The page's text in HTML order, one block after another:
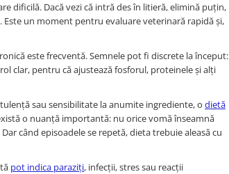
dificilă. Dacă vezi că intră des în litieră, elimină puțin,
un moment pentru evaluare veterinară rapidă și,
este frecventă. Semnele pot fi discrete la început:
clar, pentru că ajustează fosforul, proteinele și alți
sau sensibilitate la anumite ingrediente, o dietă
o nuanță importantă: nu orice vomă înseamnă
când episoadele se repetă, dieta trebuie aleasă cu
pot indica paraziți, infecții, stres sau reacții